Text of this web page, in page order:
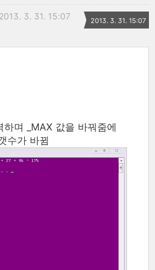
2013. 3. 31. 15:07 2013. 3. 31. 15:07
며 _MAX 값을 바꿔줌에
수가 바뀜